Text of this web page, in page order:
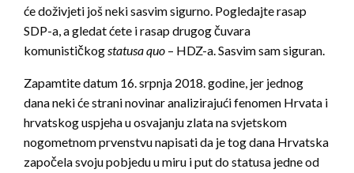
će doživjeti još neki sasvim sigurno. Pogledajte rasap
SDP-a, a gledat ćete i rasap drugog čuvara
komunističkogstatusa quo – HDZ-a. Sasvim sam siguran.
Zapamtite datum 16. srpnja 2018. godine, jer jednog
dana neki će strani novinar analizirajući fenomen Hrvata i
hrvatskog uspjeha u osvajanju zlata na svjetskom
nogometnom prvenstvu napisati da je tog dana Hrvatska
započela svoju pobjedu u miru i put do statusa jedne od